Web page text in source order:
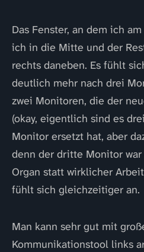
Das Fenster, an dem ich
ich in die Mitte und der
rechts daneben. Es fühlt
deutlich mehr nach drei
zwei Monitoren, die der
(okay, eigentlich sind es
Monitor ersetzt hat, aber
denn der dritte Monitor
Organ statt wirklicher
fühlt sich gleichzeitiger an.
Man kann sehr gut mit
Kommunikationstool links